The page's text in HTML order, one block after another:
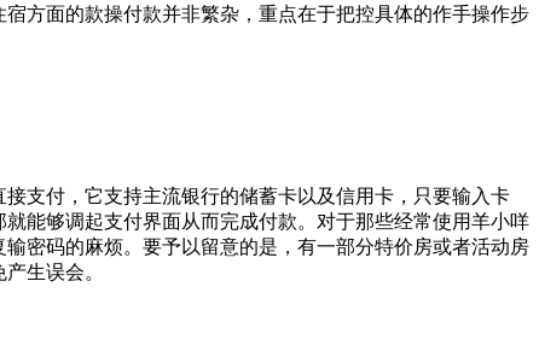
方面的款操付款并非繁杂，重点在于把控具体的作手操作步
支付，它支持主流银行的储蓄卡以及信用卡，只要输入卡
能够调起支付界面从而完成付款。对于那些经常使用羊小咩
密码的麻烦。要予以留意的是，有一部分特价房或者活动房
生误会。